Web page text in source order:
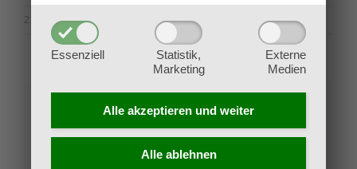
Essenziell
Statistik,
Marketing
Externe
Medien
Alle akzeptieren und weiter
Alle ablehnen
21. Februar 2020 Pen & Paper | Kommentare deaktiviertfür
ABGESAGT:
2020
Share This Story, Choose Your Platform!